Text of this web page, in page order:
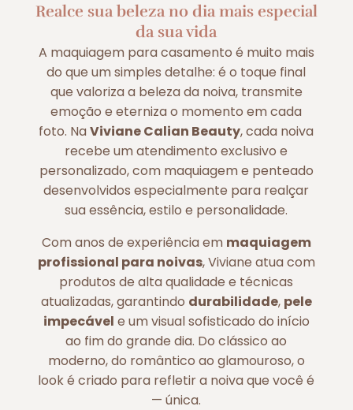
Realce sua beleza no dia mais especial
da sua vida
A maquiagem para casamento é muito mais
do que um simples detalhe: é o toque final
que valoriza a beleza da noiva, transmite
emoção e eterniza o momento em cada
foto. NaViviane Calian Beauty, cada noiva
recebe um atendimento exclusivo e
personalizado, com maquiagem e penteado
desenvolvidos especialmente para realçar
sua essência, estilo e personalidade.
Com anos de experiência em maquiagem
profissional para noivas, Viviane atua com
produtos de alta qualidade e técnicas
atualizadas, garantindo durabilidade, pele
impecável e um visual sofisticado do início
ao fim do grande dia. Do clássico ao
moderno, do romântico ao glamouroso, o
look é criado para refletir a noiva que você é
— única.